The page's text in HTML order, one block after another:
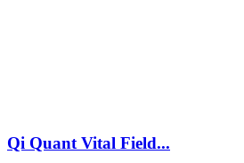
Qi Quant Vital Field...